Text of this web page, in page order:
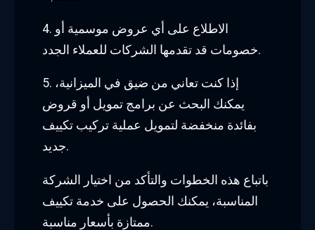
4. الاطلاع على أي عروض موسمية أو
خصومات قد تقدمها الشركات للعملاء الجدد.
5. إذا كنت تعاني من ضيق في الميزانية،
يمكنك البحث عن برامج تمويل أو قروض
بفائدة منخفضة لتمويل عملية تركيب تكييف
جديد.
باتباع هذه الخطوات والتأكد من اختيار الشركة
المناسبة، يمكنك الحصول على خدمة تكييف
ممتازة بأسعار مناسبة.